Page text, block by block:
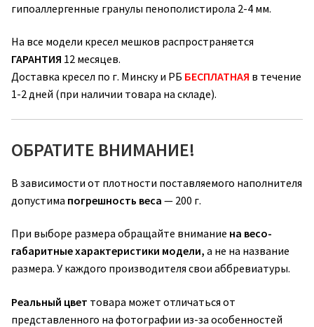
гипоаллергенные гранулы пенополистирола 2-4 мм.
На все модели кресел мешков распространяется
ГАРАНТИЯ 12 месяцев.
Доставка кресел по г. Минску и РБ БЕСПЛАТНАЯ в течение
1-2 дней (при наличии товара на складе).
ОБРАТИТЕ ВНИМАНИЕ!
В зависимости от плотности поставляемого наполнителя
допустима погрешность веса — 200 г.
При выборе размера обращайте внимание на весо-
габаритные характеристики модели, а не на название
размера. У каждого производителя свои аббревиатуры.
Реальный цвет товара может отличаться от
представленного на фотографии из-за особенностей